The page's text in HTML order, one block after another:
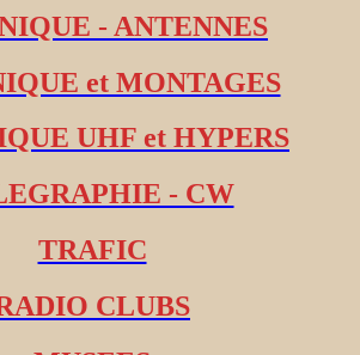
- ANTENNES
et MONTAGES
UHF et HYPERS
- CW
TRAFIC
CLUBS